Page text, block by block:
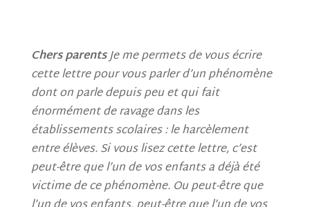
Chers parentsJe me permets de vous écrire
cette lettre pour vous parler d’un phénomène
dont on parle depuis peu et qui fait
énormément de ravage dans les
établissements scolaires : le harcèlement
entre élèves. Si vous lisez cette lettre, c’est
peut-être que l’un de vos enfants a déjà été
victime de ce phénomène. Ou peut-être que